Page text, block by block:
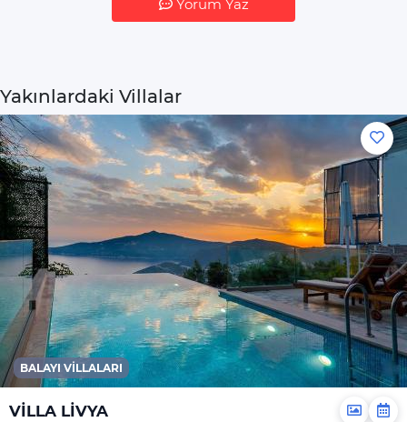
Yorum Yaz
Yakınlardaki Villalar
BALAYI VILLALARI
VİLLA LİVYA